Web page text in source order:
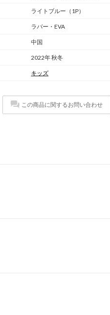
ライトブルー（1P）
ラバー・EVA
中国
2022年 秋冬
キッズ
この商品に関するお問い合わせ